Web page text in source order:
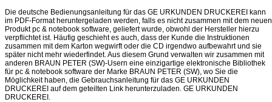
Die deutsche Bedienungsanleitung für das GE URKUNDEN DRUCKEREI kann
im PDF-Format heruntergeladen werden, falls es nicht zusammen mit dem neuen
Produkt pc & notebook software, geliefert wurde, obwohl der Hersteller hierzu
verpflichtet ist. Häufig geschieht es auch, dass der Kunde die Instruktionen
zusammen mit dem Karton wegwirft oder die CD irgendwo aufbewahrt und sie
später nicht mehr wiederfindet. Aus diesem Grund verwalten wir zusammen mit
anderen BRAUN PETER (SW)-Usern eine einzigartige elektronische Bibliothek
für pc & notebook software der Marke BRAUN PETER (SW), wo Sie die
Möglichkeit haben, die Gebrauchsanleitung für das GE URKUNDEN
DRUCKEREI auf dem geteilten Link herunterzuladen. GE URKUNDEN
DRUCKEREI.